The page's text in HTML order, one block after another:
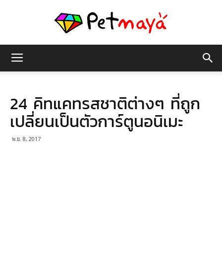
มายา
24 คิทแคทรสชาติต่างๆ ที่ถูก
เปลี่ยนเป็นตัวการ์ตูนอนิเมะ
พ.ย. 8, 2017